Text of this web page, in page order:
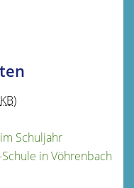
KB)
im Schuljahr
in Vöhrenbach